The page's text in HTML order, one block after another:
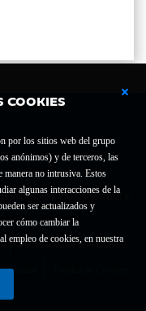
COOKIES
por los sitios web del grupo
anónimos) y de terceros, las
manera no intrusiva. Estos
algunas interacciones de la
ser actualizados y
cómo cambiar la
empleo de cookies, en nuestra
Cultura y Deporte con el nº
Declaración de accesibilidad